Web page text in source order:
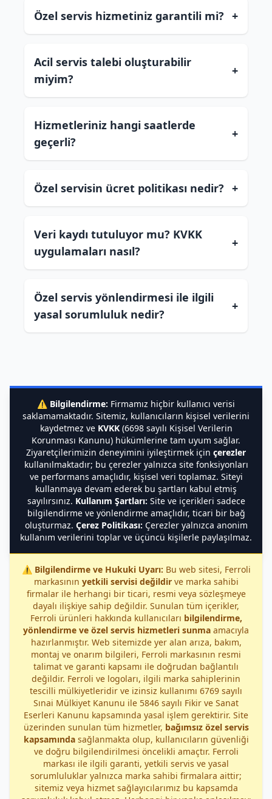
Özel servis hizmetiniz garantili mi? +
Acil servis talebi oluşturabilir
miyim?
+
Hizmetleriniz hangi saatlerde
geçerli?
+
Özel servisin ücret politikası nedir? +
Veri kaydı tutuluyor mu? KVKK
uygulamaları nasıl?
+
Özel servis yönlendirmesi ile ilgili
yasal sorumluluk nedir?
+
⚠️ Bilgilendirme: Firmamız hiçbir kullanıcı verisi
saklamamaktadır. Sitemiz, kullanıcıların kişisel verilerini
kaydetmez ve KVKK(6698 sayılı Kişisel Verilerin
Korunması Kanunu) hükümlerine tam uyum sağlar.
Ziyaretçilerimizin deneyimini iyileştirmek için çerezler
kullanılmaktadır; bu çerezler yalnızca site fonksiyonları
ve performans amaçlıdır, kişisel veri toplamaz. Siteyi
kullanmaya devam ederek bu şartları kabul etmiş
sayılırsınız. Kullanım Şartları: Site ve içerikleri sadece
bilgilendirme ve yönlendirme amaçlıdır, ticari bir bağ
oluşturmaz. Çerez Politikası: Çerezler yalnızca anonim
kullanım verilerini toplar ve üçüncü kişilerle paylaşılmaz.
⚠️ Bilgilendirme ve Hukuki Uyarı: Bu web sitesi, Ferroli
markasının yetkili servisi değildirve marka sahibi
firmalar ile herhangi bir ticari, resmi veya sözleşmeye
dayalı ilişkiye sahip değildir. Sunulan tüm içerikler,
Ferroli ürünleri hakkında kullanıcıları bilgilendirme,
yönlendirme ve özel servis hizmetleri sunma amacıyla
hazırlanmıştır. Web sitemizde yer alan arıza, bakım,
montaj ve onarım bilgileri, Ferroli markasının resmi
talimat ve garanti kapsamı ile doğrudan bağlantılı
değildir. Ferroli ve logoları, ilgili marka sahiplerinin
tescilli mülkiyetleridir ve izinsiz kullanımı 6769 sayılı
Sınai Mülkiyet Kanunu ile 5846 sayılı Fikir ve Sanat
Eserleri Kanunu kapsamında yasal işlem gerektirir. Site
üzerinden sunulan tüm hizmetler, bağımsız özel servis
kapsamındasağlanmakta olup, kullanıcıların güvenliği
ve doğru bilgilendirilmesi öncelikli amaçtır. Ferroli
markası ile ilgili garanti, yetkili servis ve yasal
sorumluluklar yalnızca marka sahibi firmalara aittir;
sitemiz veya hizmet sağlayıcılarımız bu kapsamda